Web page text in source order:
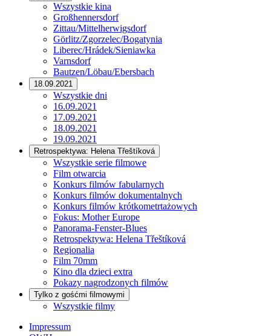
Wszystkie kina
Großhennersdorf
Zittau/Mittelherwigsdorf
Görlitz/Zgorzelec/Bogatynia
Liberec/Hrádek/Sieniawka
Varnsdorf
Bautzen/Löbau/Ebersbach
18.09.2021
Wszystkie dni
16.09.2021
17.09.2021
18.09.2021
19.09.2021
Retrospektywa: Helena Třeštíková
Wszystkie serie filmowe
Film otwarcia
Konkurs filmów fabularnych
Konkurs filmów dokumentalnych
Konkurs filmów krótkometrtażowych
Fokus: Mother Europe
Panorama-Fenster-Blues
Retrospektywa: Helena Třeštíková
Regionalia
Film 70mm
Kino dla dzieci extra
Pokazy nagrodzonych filmów
Tylko z gośćmi filmowymi
Wszystkie filmy
Impressum